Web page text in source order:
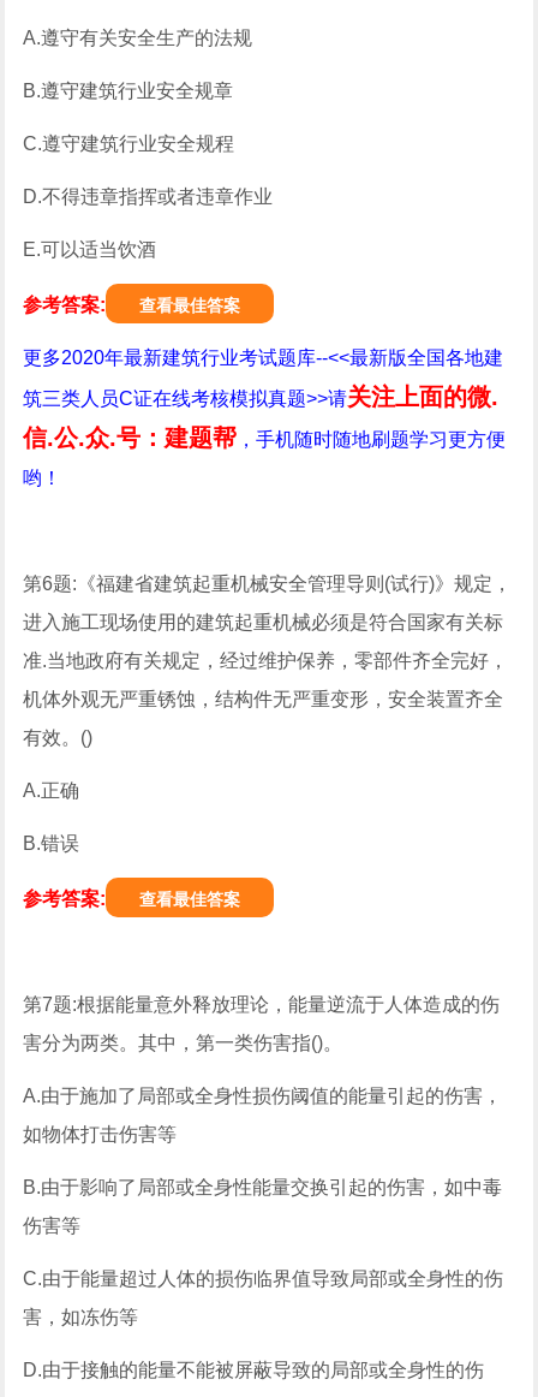
A.遵守有关安全生产的法规
B.遵守建筑行业安全规章
C.遵守建筑行业安全规程
D.不得违章指挥或者违章作业
E.可以适当饮酒
参考答案: 查看最佳答案
更多2020年最新建筑行业考试题库--<<最新版全国各地建
筑三类人员C证在线考核模拟真题>>请关注上面的微.
信.公.众.号：建题帮 ，手机随时随地刷题学习更方便
哟！
第6题:《福建省建筑起重机械安全管理导则(试行)》规定，
进入施工现场使用的建筑起重机械必须是符合国家有关标
准.当地政府有关规定，经过维护保养，零部件齐全完好，
机体外观无严重锈蚀，结构件无严重变形，安全装置齐全
有效。()
A.正确
B.错误
参考答案: 查看最佳答案
第7题:根据能量意外释放理论，能量逆流于人体造成的伤
害分为两类。其中，第一类伤害指()。
A.由于施加了局部或全身性损伤阈值的能量引起的伤害，
如物体打击伤害等
B.由于影响了局部或全身性能量交换引起的伤害，如中毒
伤害等
C.由于能量超过人体的损伤临界值导致局部或全身性的伤
害，如冻伤等
D.由于接触的能量不能被屏蔽导致的局部或全身性的伤